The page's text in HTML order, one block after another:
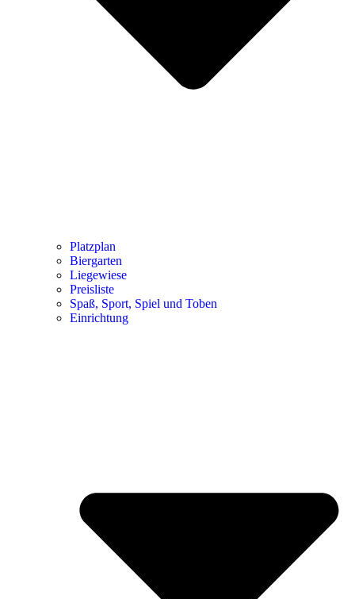
Platzplan
Biergarten
Liegewiese
Preisliste
Spaß, Sport, Spiel und Toben
Einrichtung